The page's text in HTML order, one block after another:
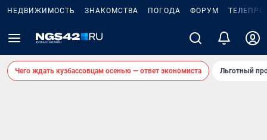
НЕДВИЖИМОСТЬ ЗНАКОМСТВА ПОГОДА ФОРУМ
Чего ждать кузбассовцам осенью — ответ экономиста Льготный